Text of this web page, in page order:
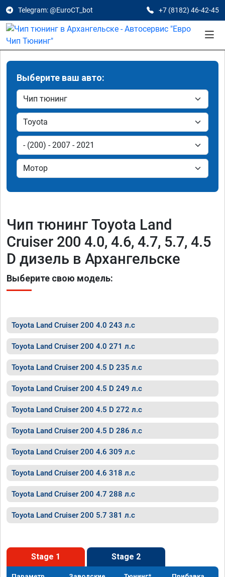
Telegram: @EuroCT_bot +7 (8182) 46-42-45
Выберите ваш авто:
Чип тюнинг Toyota Land
Cruiser 200 4.0, 4.6, 4.7, 5.7, 4.5
D дизель в Архангельске
Выберите свою модель:
Toyota Land Cruiser 200 4.0 243 л.с
Toyota Land Cruiser 200 4.0 271 л.с
Toyota Land Cruiser 200 4.5 D 235 л.с
Toyota Land Cruiser 200 4.5 D 249 л.с
Toyota Land Cruiser 200 4.5 D 272 л.с
Toyota Land Cruiser 200 4.5 D 286 л.с
Toyota Land Cruiser 200 4.6 309 л.с
Toyota Land Cruiser 200 4.6 318 л.с
Toyota Land Cruiser 200 4.7 288 л.с
Toyota Land Cruiser 200 5.7 381 л.с
Stage 1 Stage 2